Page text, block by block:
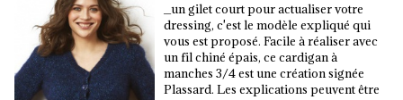
_un gilet court pour actualiser votre
dressing, c'est le modèle expliqué qui
vous est proposé. Facile à réaliser avec
un fil chiné épais, ce cardigan à
manches 3/4 est une création signée
Plassard. Les explications peuvent être